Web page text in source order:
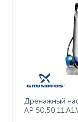
Дренажный
AP